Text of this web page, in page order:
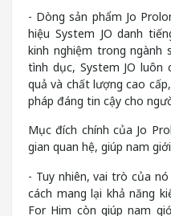
- Dòng sản phẩm Jo
hiệu System JO danh
kinh nghiệm trong ngành
tình dục, System JO luôn
quả và chất lượng cao
pháp đáng tin cậy cho
Mục đích chính của Jo
gian quan hệ, giúp nam
- Tuy nhiên, vai trò của
cách mang lại khả năng
For Him còn giúp nam